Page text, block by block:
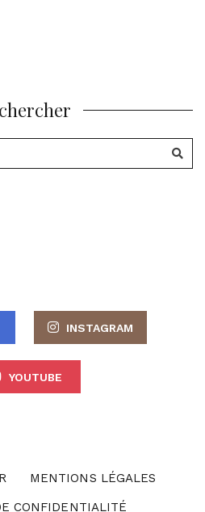
INSTAGRAM
YOUTUBE
MENTIONS LÉGALES
CONFIDENTIALITÉ